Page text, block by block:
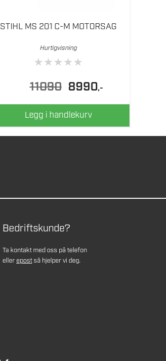
STIHL MS 201 C-M MOTORSAG
Hurtigvisning
★★★★★
11090
Opprinnelig
pris
var:
11090.
8990Nåværende
pris
er:
,-
Legg i handlekurv
Bedriftskunde?
Ta kontakt med oss på telefon
ellerepostså hjelper vi deg.